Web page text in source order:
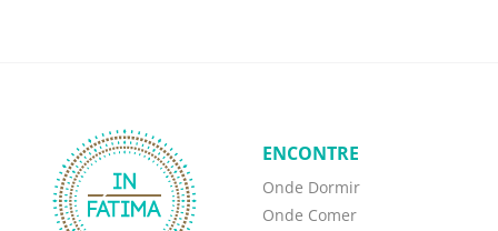
ENCONTRE
Onde Dormir
Onde Comer